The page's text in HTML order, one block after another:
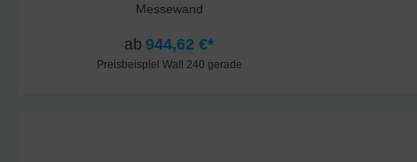
Messewand
ab 944,62 €*
Preisbeispiel Wall 240 gerade